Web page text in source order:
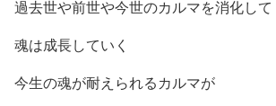
過去世や前世や今世のカルマを消化して
魂は成長していく
今生の魂が耐えられるカルマが